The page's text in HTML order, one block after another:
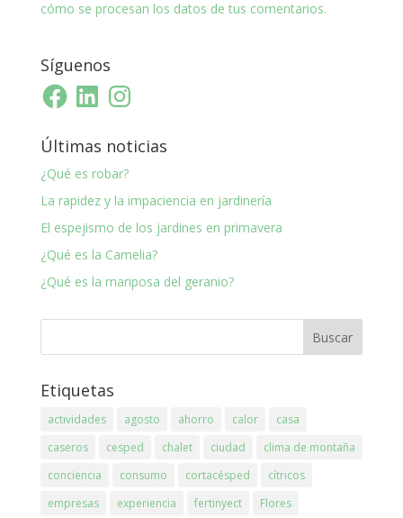
cómo se procesan los datos de tus comentarios.
Síguenos
FacebookLinkedInInstagram
Últimas noticias
¿Qué es robar?
La rapidez y la impaciencia en jardinería
El espejismo de los jardines en primavera
¿Qué es la Camelia?
¿Qué es la mariposa del geranio?
Etiquetas
actividades agosto ahorro calor
casa
caseros
cesped chalet ciudad
clima de montaña
conciencia
consumo cortacésped
cítricos
empresas
experiencia fertinyect
Flores